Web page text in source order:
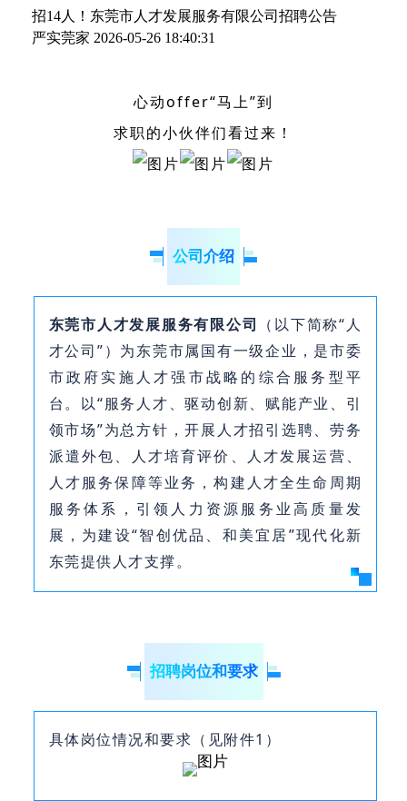
招14人！东莞市人才发展服务有限公司招聘公告
严实莞家 2026-05-26 18:40:31
心动offer“马上”到
求职的小伙伴们看过来！
公司介绍
东莞市人才发展服务有限公司 （以下简称“人
才公司”）为东莞市属国有一级企业，是市委
市政府实施人才强市战略的综合服务型平
台。以“服务人才、驱动创新、赋能产业、引
领市场”为总方针，开展人才招引选聘、劳务
派遣外包、人才培育评价、人才发展运营、
人才服务保障等业务，构建人才全生命周期
服务体系，引领人力资源服务业高质量发
展，为建设“智创优品、和美宜居”现代化新
东莞提供人才支撑。
招聘岗位和要求
具体岗位情况和要求（见附件1）